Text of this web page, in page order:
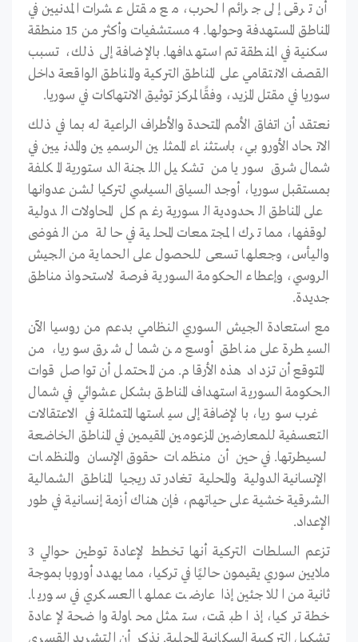
أن ترقى إلى جرائم الحرب، مع مقتل عشرات المدنيين في
المناطق المستهدفة وحولها. 4 مستشفيات وأكثر من 15 منطقة
سكنية في المنطقة تم استهدافها. بالإضافة إلى ذلك، تسبب
القصف الانتقامي على المناطق التركية والمناطق الواقعة داخل
سوريا في مقتل المزيد، وفقًا لمركز توثيق الانتهاكات في سوريا.
نعتقد أن اتفاق الأمم المتحدة والأطراف الراعية له بما في ذلك
الاتحاد الأوروبي، باستثناء الممثلين الرسميين والمدنيين في
شمال شرق سوريا من تشكيل اللجنة الدستورية المكلفة
بمستقبل سوريا، أوجد السياق السياسي لتركيا لشن عدوانها
على المناطق الحدودية السورية رغم كل المحاولات الدولية
لوقفها، مما ترك المجتمعات المحلية في حالة من الفوضى
واليأس، وجعلها تسعى للحصول على الحماية من الجيش
الروسي، وإعطاء الحكومة السورية فرصة لاستحواذ مناطق
جديدة.
مع استعادة الجيش السوري النظامي بدعم من روسيا الآن
السيطرة على مناطق أوسع من شمال شرق سوريا، من
المتوقع أن تزداد هذه الأرقام. من المحتمل أن تواصل قوات
الحكومة السورية استهداف المناطق بشكل عشوائي في شمال
غرب سوريا، بالإضافة إلى سياستها المتمثلة في الاعتقالات
التعسفية للمعارضين المزعومين المقيمين في المناطق الخاضعة
لسيطرتها. في حين أن منظمات حقوق الإنسان والمنظمات
الإنسانية الدولية والمحلية تغادر تدريجيا المناطق الشمالية
الشرقية خشية على حياتهم، فإن هناك أزمة إنسانية في طور
الإعداد.
تزعم السلطات التركية أنها تخطط لإعادة توطين حوالي 3
ملايين سوري يقيمون حاليًا في تركيا، مما يهدد أوروبا بموجة
ثانية من اللاجئين إذا عارضت عملها العسكري في سوريا.
خطة تركيا، إذا طبقت، ستمثل محاولة واضحة لإعادة
تشكيل التركيبة السكانية المحلية. نذكر أن التشريد القسري